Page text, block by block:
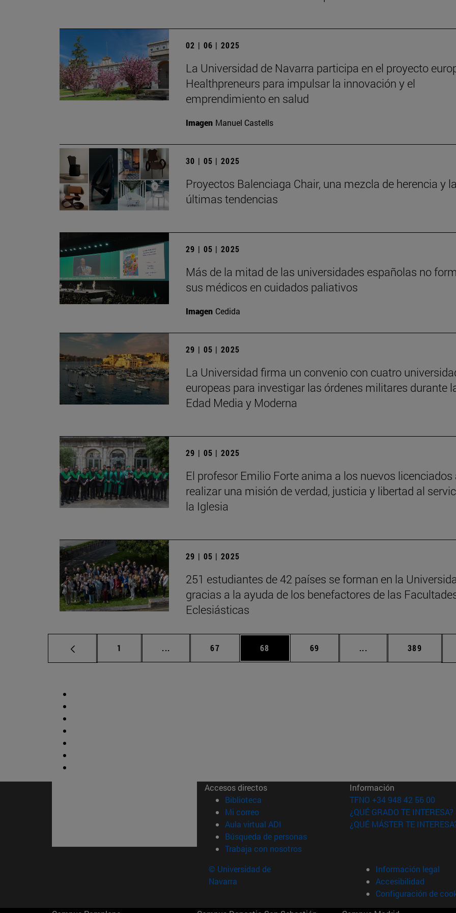
02 | 06 | 2025
La Universidad de Navarra participa en el proyecto
Healthpreneurs para impulsar la innovación y el
emprendimiento en salud
Imagen Manuel Castells
30 | 05 | 2025
Proyectos Balenciaga Chair, una mezcla de herencia y
últimas tendencias
29 | 05 | 2025
Más de la mitad de las universidades españolas no
sus médicos en cuidados paliativos
Imagen Cedida
29 | 05 | 2025
La Universidad firma un convenio con cuatro
europeas para investigar las órdenes militares durante
Edad Media y Moderna
29 | 05 | 2025
El profesor Emilio Forte anima a los nuevos licenciados
realizar una misión de verdad, justicia y libertad al
la Iglesia
29 | 05 | 2025
251 estudiantes de 42 países se forman en la
gracias a la ayuda de los benefactores de las
Eclesiásticas
Página
1 ... Páginas intermedias Use TAB para desplazarse.
Página
67 Página
68 Página
69 ... Páginas intermedias
Página
389
Accesos directos
Biblioteca (abre en nueva ventana)
Mi correo(abre en nueva ventana)
Aula virtual ADI (abre en nueva ventana)
Búsqueda de personas(abre en nueva ventana)
Trabaja con nosotros(abre en nueva ventana)
Información
TFNO +34 948 42 56 00
¿QUÉ GRADO TE INTERESA?
¿QUÉ MÁSTER TE
© Universidad de
Navarra
Información legal
Accesibilidad
Configuración de